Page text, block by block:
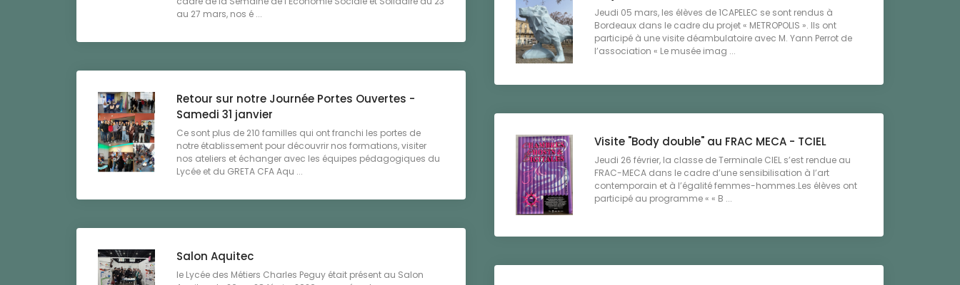
au 27 mars, nos é ...
Jeudi 05 mars, les élèves de 1CAPELEC se sont rendus à
Bordeaux dans le cadre du projet « METROPOLIS ». Ils ont
participé à une visite déambulatoire avec M. Yann Perrot de
l’association « Le musée imag ...
Retour sur notre Journée Portes Ouvertes -
Samedi 31 janvier
Ce sont plus de 210 familles qui ont franchi les portes de
notre établissement pour découvrir nos formations, visiter
nos ateliers et échanger avec les équipes pédagogiques du
Lycée et du GRETA CFA Aqu ...
Visite "Body double" au FRAC MECA - TCIEL
Jeudi 26 février, la classe de Terminale CIEL s’est rendue au
FRAC-MECA dans le cadre d’une sensibilisation à l’art
contemporain et à l’égalité femmes-hommes.Les élèves ont
participé au programme « « B ...
Salon Aquitec
le Lycée des Métiers Charles Peguy était présent au Salon